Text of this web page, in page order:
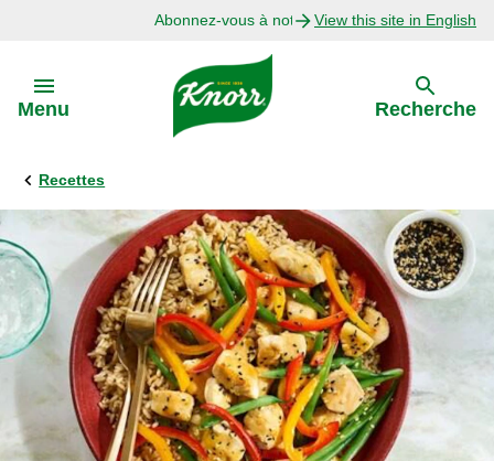
Abonnez-vous à notre infolettreView this site in English
Menu
Précédent
Explorer
Recettes avec Bouillon
Recettes par Ingrédient
Recettes par Occasion
Recherche
Recettes